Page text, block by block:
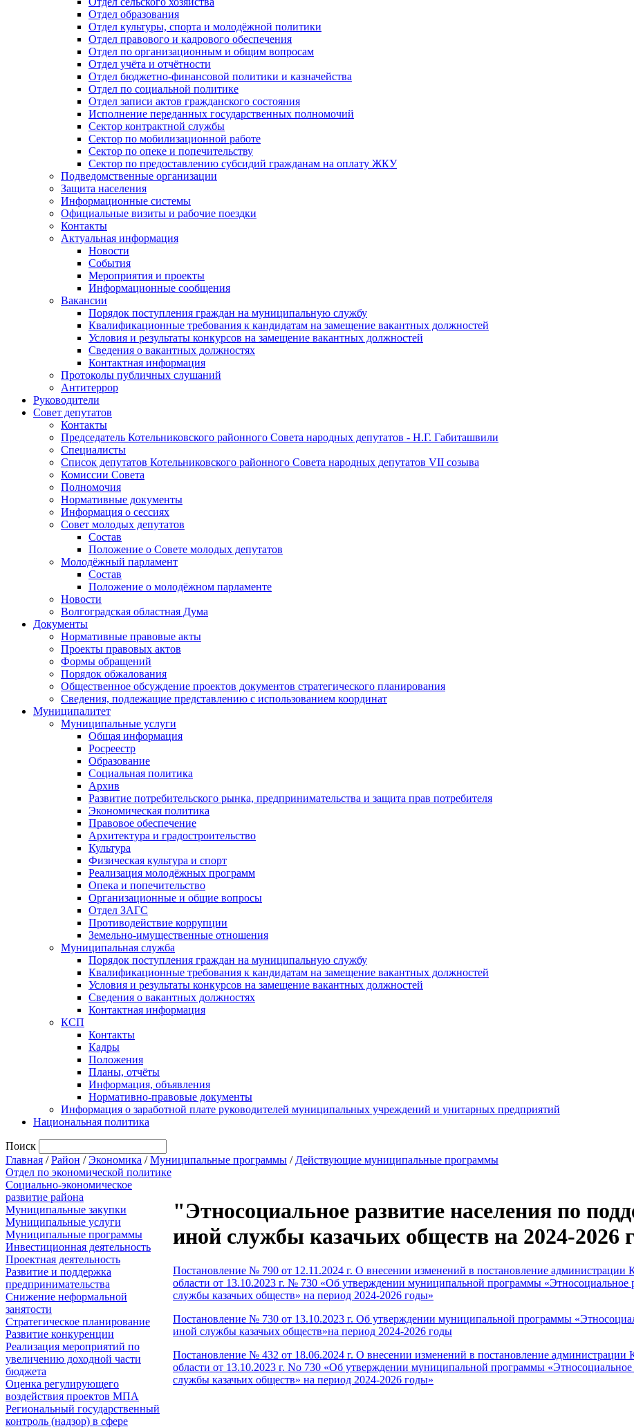
Отдел образования
Отдел культуры, спорта и молодёжной политики
Отдел правового и кадрового обеспечения
Отдел по организационным и общим вопросам
Отдел учёта и отчётности
Отдел бюджетно-финансовой политики и казначейства
Отдел по социальной политике
Отдел записи актов гражданского состояния
Исполнение переданных государственных полномочий
Сектор контрактной службы
Сектор по мобилизационной работе
Сектор по опеке и попечительству
Сектор по предоставлению субсидий гражданам на оплату ЖКУ
Подведомственные организации
Защита населения
Информационные системы
Официальные визиты и рабочие поездки
Контакты
Актуальная информация
Новости
События
Мероприятия и проекты
Информационные сообщения
Вакансии
Порядок поступления граждан на муниципальную службу
Квалификационные требования к кандидатам на замещение вакантных должностей
Условия и результаты конкурсов на замещение вакантных должностей
Сведения о вакантных должностях
Контактная информация
Протоколы публичных слушаний
Антитеррор
Руководители
Совет депутатов
Контакты
Председатель Котельниковского районного Совета народных депутатов - Н.Г. Габиташвили
Специалисты
Список депутатов Котельниковского районного Совета народных депутатов VII созыва
Комиссии Совета
Полномочия
Нормативные документы
Информация о сессиях
Совет молодых депутатов
Состав
Положение о Совете молодых депутатов
Молодёжный парламент
Состав
Положение о молодёжном парламенте
Новости
Волгоградская областная Дума
Документы
Нормативные правовые акты
Проекты правовых актов
Формы обращений
Порядок обжалования
Общественное обсуждение проектов документов стратегического планирования
Сведения, подлежащие представлению с использованием координат
Муниципалитет
Муниципальные услуги
Общая информация
Росреестр
Образование
Социальная политика
Архив
Развитие потребительского рынка, предпринимательства и защита прав потребителя
Экономическая политика
Правовое обеспечение
Архитектура и градостроительство
Культура
Физическая культура и спорт
Реализация молодёжных программ
Опека и попечительство
Организационные и общие вопросы
Отдел ЗАГС
Противодействие коррупции
Земельно-имущественные отношения
Муниципальная служба
Порядок поступления граждан на муниципальную службу
Квалификационные требования к кандидатам на замещение вакантных должностей
Условия и результаты конкурсов на замещение вакантных должностей
Сведения о вакантных должностях
Контактная информация
КСП
Контакты
Кадры
Положения
Планы, отчёты
Информация, объявления
Нормативно-правовые документы
Информация о заработной плате руководителей муниципальных учреждений и унитарных предприятий
Национальная политика
Поиск
Главная /Район /Экономика /Муниципальные программы / Действующие муниципальные программы
Отдел по экономической политике
Социально-экономическое
развитие района
Муниципальные закупки
Муниципальные услуги
Муниципальные программы
Инвестиционная деятельность
Проектная деятельность
Развитие и поддержка
предпринимательства
Снижение неформальной
занятости
Стратегическое планирование
Развитие конкуренции
Реализация мероприятий по
увеличению доходной части
бюджета
Оценка регулирующего
воздействия проектов МПА
Региональный государственный
контроль (надзор) в сфере
"Этносоциальное развитие населения по
иной службы казачьих обществ на 2024-2026
Постановление № 790 от 12.11.2024 г. О внесении изменений в постановление администрации
области от 13.10.2023 г. № 730 «Об утверждении муниципальной программы «Этносоциальное
службы казачьих обществ» на период 2024-2026 годы»
Постановление № 730 от 13.10.2023 г. Об утверждении муниципальной программы
иной службы казачьих обществ»на период 2024-2026 годы
Постановление № 432 от 18.06.2024 г. О внесении изменений в постановление администрации
области от 13.10.2023 г. No 730 «Об утверждении муниципальной программы
службы казачьих обществ» на период 2024-2026 годы»